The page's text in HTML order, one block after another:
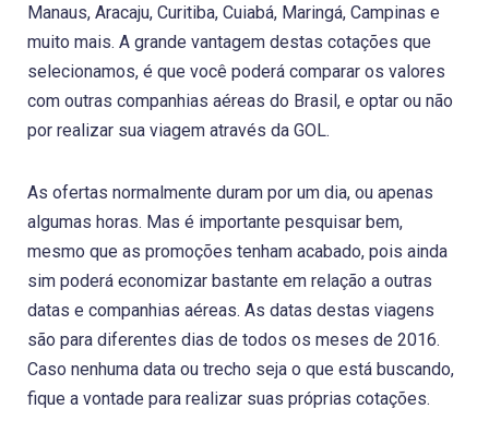
Manaus, Aracaju, Curitiba, Cuiabá, Maringá, Campinas e
muito mais. A grande vantagem destas cotações que
selecionamos, é que você poderá comparar os valores
com outras companhias aéreas do Brasil, e optar ou não
por realizar sua viagem através da GOL.
As ofertas normalmente duram por um dia, ou apenas
algumas horas. Mas é importante pesquisar bem,
mesmo que as promoções tenham acabado, pois ainda
sim poderá economizar bastante em relação a outras
datas e companhias aéreas. As datas destas viagens
são para diferentes dias de todos os meses de 2016.
Caso nenhuma data ou trecho seja o que está buscando,
fique a vontade para realizar suas próprias cotações.